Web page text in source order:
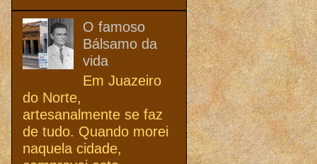
O famoso
Bálsamo da
vida
Em Juazeiro
do Norte,
artesanalmente se faz
de tudo. Quando morei
naquela cidade,